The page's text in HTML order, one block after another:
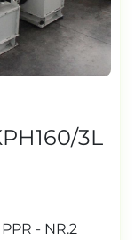
3L
- NR.2